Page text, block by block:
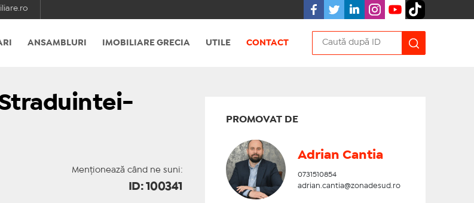
ANSAMBLURI IMOBILIARE GRECIA UTILE CONTACT
Menționează când ne suni:
ID: 100341
PROMOVAT DE
Adrian Cantia
0731510854
adrian.cantia@zonadesud.ro